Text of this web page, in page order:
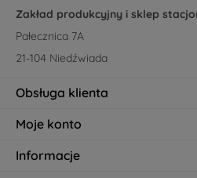
Zakład produkcyjny i sklep
Pałecznica 7A
21-104 Niedźwiada
Obsługa klienta
Moje konto
Informacje